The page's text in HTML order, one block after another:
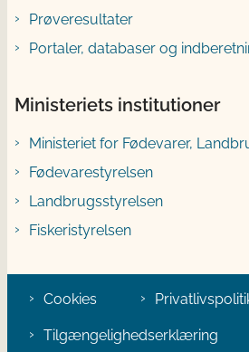
Prøveresultater
Portaler, databaser og
Ministeriets institutioner
Ministeriet for Fødevarer,
Fødevarestyrelsen
Landbrugsstyrelsen
Fiskeristyrelsen
Cookies
Tilgængelighedserklæring